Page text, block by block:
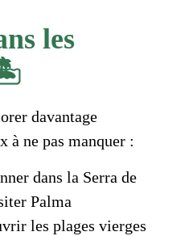
les
davantage
ne pas manquer :
dans la Serra de
Palma
les plages vierges